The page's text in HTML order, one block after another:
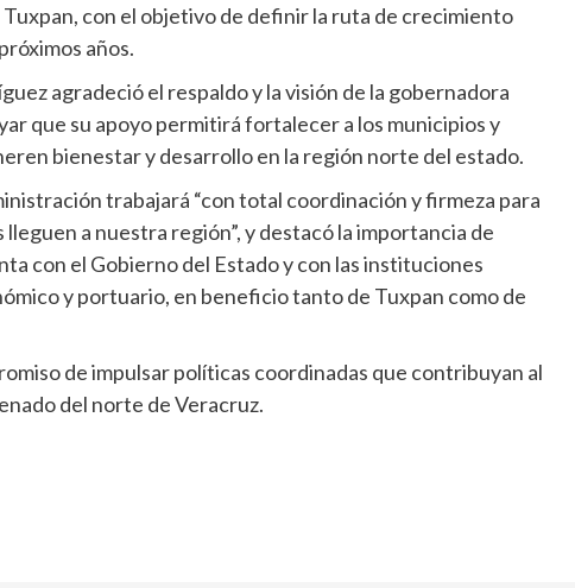
con el objetivo de definir la ruta de crecimiento
años.
agradeció el respaldo y la visión de la gobernadora
que su apoyo permitirá fortalecer a los municipios y
bienestar y desarrollo en la región norte del estado.
trabajará “con total coordinación y firmeza para
a nuestra región”, y destacó la importancia de
con el Gobierno del Estado y con las instituciones
y portuario, en beneficio tanto de Tuxpan como de
de impulsar políticas coordinadas que contribuyan al
del norte de Veracruz.